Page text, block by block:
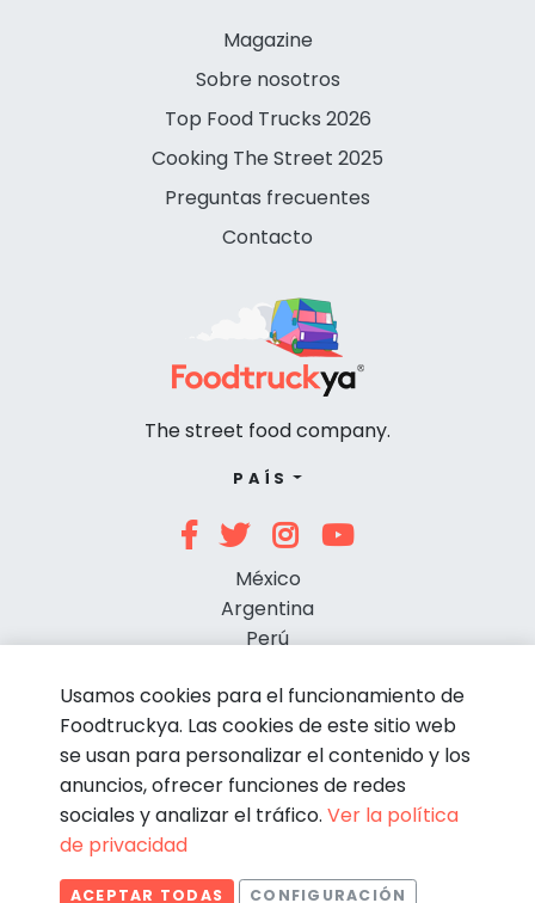
Magazine
Sobre nosotros
Top Food Trucks 2026
Cooking The Street 2025
Preguntas frecuentes
Contacto
The street food company.
PAÍS
México
Argentina
Perú
© Foodtruckya 2026
Usamos cookies para el funcionamiento de
Foodtruckya. Las cookies de este sitio web
se usan para personalizar el contenido y los
anuncios, ofrecer funciones de redes
sociales y analizar el tráfico. Ver la política
de privacidad
ACEPTAR TODAS CONFIGURACIÓN